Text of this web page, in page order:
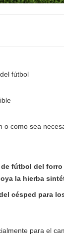
fútbol
o como sea
fútbol del
la hierba
césped para
para el